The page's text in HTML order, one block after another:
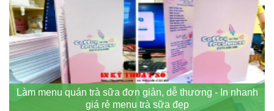
Làm menu quán trà sữa đơn giản, dễ thương - In nhanh
giá rẻ menu trà sữa đẹp